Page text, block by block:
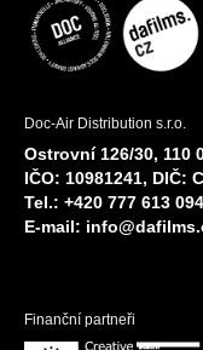
Doc-Air Distribution s.r.o.
Ostrovní 126/30, 110
IČO: 10981241, DIČ:
Tel.: +420 777 613
E-mail:
Finanční partneři